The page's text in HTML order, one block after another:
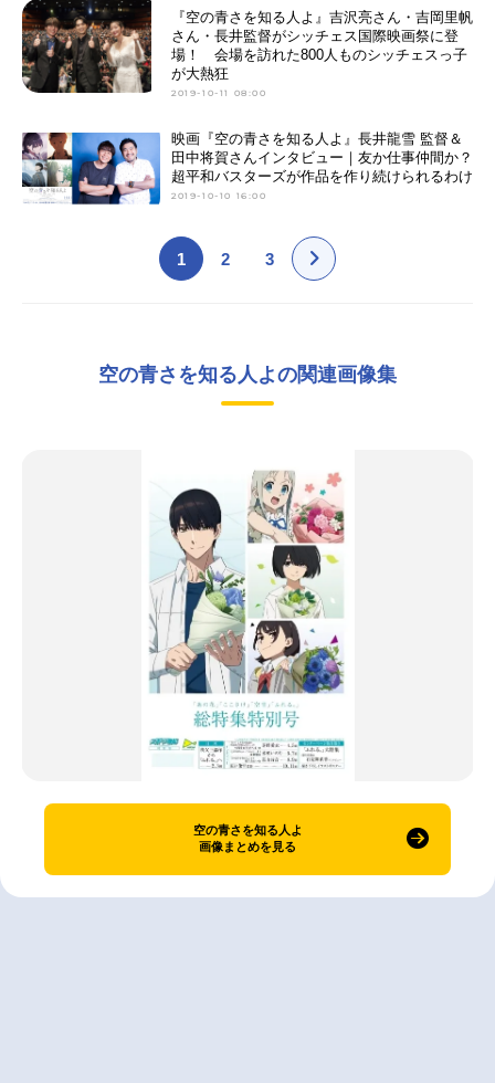
『空の青さを知る人よ』吉沢亮さん・吉岡里帆
さん・長井監督がシッチェス国際映画祭に登
場！ 会場を訪れた800人ものシッチェスっ子
が大熱狂
2019-10-11 08:00
映画『空の青さを知る人よ』長井龍雪 監督＆
田中将賀さんインタビュー｜友か仕事仲間か？
超平和バスターズが作品を作り続けられるわけ
2019-10-10 16:00
1 2 3
空の青さを知る人よの関連画像集
空の青さを知る人よ
画像まとめを見る